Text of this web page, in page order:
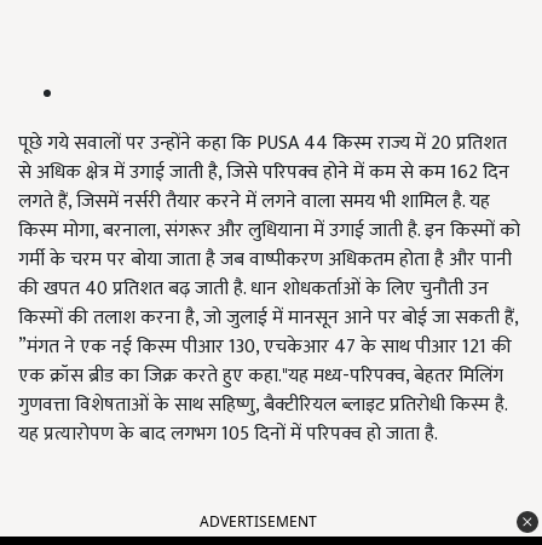
पूछे गये सवालों पर उन्होंने कहा कि PUSA 44 किस्म राज्य में 20 प्रतिशत
से अधिक क्षेत्र में उगाई जाती है, जिसे परिपक्व होने में कम से कम 162 दिन
लगते हैं, जिसमें नर्सरी तैयार करने में लगने वाला समय भी शामिल है. यह
किस्म मोगा, बरनाला, संगरूर और लुधियाना में उगाई जाती है. इन किस्मों को
गर्मी के चरम पर बोया जाता है जब वाष्पीकरण अधिकतम होता है और पानी
की खपत 40 प्रतिशत बढ़ जाती है. धान शोधकर्ताओं के लिए चुनौती उन
किस्मों की तलाश करना है, जो जुलाई में मानसून आने पर बोई जा सकती हैं,
”मंगत ने एक नई किस्म पीआर 130, एचकेआर 47 के साथ पीआर 121 की
एक क्रॉस ब्रीड का जिक्र करते हुए कहा."यह मध्य-परिपक्व, बेहतर मिलिंग
गुणवत्ता विशेषताओं के साथ सहिष्णु, बैक्टीरियल ब्लाइट प्रतिरोधी किस्म है.
यह प्रत्यारोपण के बाद लगभग 105 दिनों में परिपक्व हो जाता है.
ADVERTISEMENT